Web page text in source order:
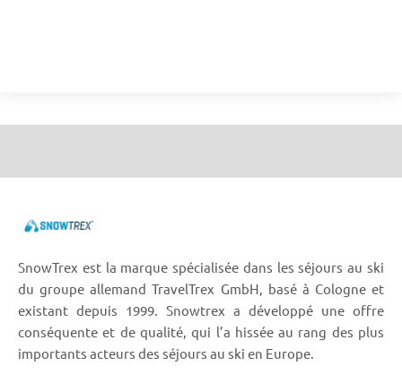
SnowTrex est la marque spécialisée dans les séjours au ski
du groupe allemand TravelTrex GmbH, basé à Cologne et
existant depuis 1999. Snowtrex a développé une offre
conséquente et de qualité, qui l’a hissée au rang des plus
importants acteurs des séjours au ski en Europe.